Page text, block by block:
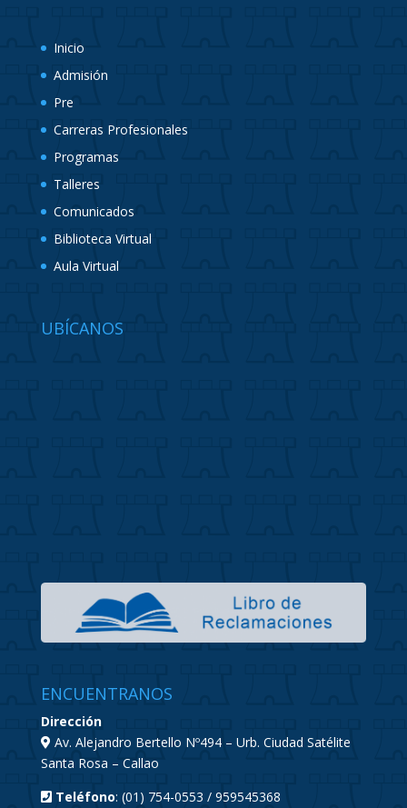
Inicio
Admisión
Pre
Carreras Profesionales
Programas
Talleres
Comunicados
Biblioteca Virtual
Aula Virtual
UBÍCANOS
ENCUENTRANOS
Dirección
Av. Alejandro Bertello Nº494 – Urb. Ciudad Satélite
Santa Rosa – Callao
Teléfono: (01) 754-0553 / 959545368